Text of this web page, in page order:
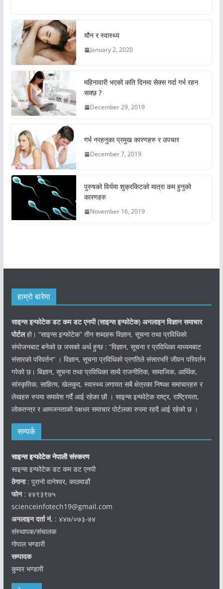
यौन र स्वास्थ्य
January 2, 2020
महिनावारी भएको कति दिनमा सेक्स गर्दा गर्भ रहन
सक्छ ?
December 29, 2019
गर्भ नरहनुका प्रमुख कारणहरु र उपचार
December 7, 2019
पुरुषको विर्यमा शुक्रकिटको मात्रा कम हुनुको
कारणहरु
November 16, 2019
हाम्रो बारेमा
साइन्स इन्फोटेक डट कम डट एनपी (साइन्सइन्फोटेक) अनलाइन विज्ञान समाचार
पोर्टलहो। “साइन्स इन्फोटेक” तीन शब्दहरू विज्ञान, सूचना तथा प्रविधिको
संयोजनबाट बनेको छ जसको अर्थ हुन्छ : “विज्ञान, सूचना र प्रविधिका माध्यमबाट
संसारको परिवर्तन” । विज्ञान, सूचना प्रविधिको प्रगतिले संसारभरि जीवन परिवर्तन
गरेको छ। बिज्ञान, सूचना तथा प्रविधिका साथै राजनीतिक, सामाजिक, आर्थिक,
सांस्कृतिक, साहित्य, खेलकुद, स्वास्थ्य लगायत सबै क्षेत्रका निष्पक्ष समाचारहरु र
लेखहरु रुपमा समावेश गर्दै आई रहेका छौ । साइन्स इन्फोटेक राष्ट्र, राष्ट्रियता,
लोकतन्त्र र आमजनताको पक्षधर समाचार पोर्टलका रुपमा रहदै आई रहेको छ ।
सम्पर्क
साइन्स इन्फोटेक नेपाली संस्करण
साइन्स इन्फोटेक डट कम डट एनपी
ठेगाना: पुरानो वानेश्वर, काठमाडौं
फोन: ४४९३९७५
scienceinfotech19@gmail.com
अनलाइन दर्ता नं. : ४४७/०७३-७४
संस्थापक/संचालक
गोपाल भण्डारी
सम्पादक
कुमार भण्डारी